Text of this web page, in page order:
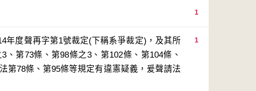
1
1
年度聲再字第1號裁定(下稱系爭裁定)，及其所
第73條、第98條之3、第102條、第104條、
第78條、第95條等規定有違憲疑義，爰聲請法